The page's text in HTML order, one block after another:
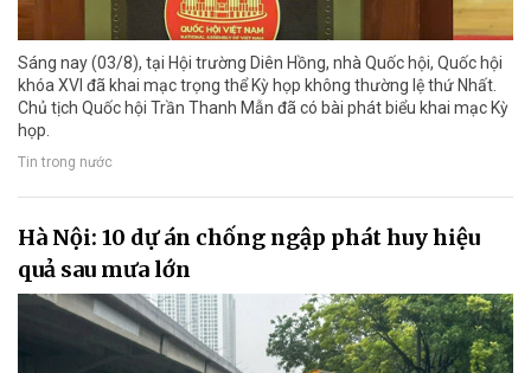
Sáng nay (03/8), tại Hội trường Diên Hồng, nhà Quốc hội, Quốc hội
khóa XVI đã khai mạc trọng thể Kỳ họp không thường lệ thứ Nhất.
Chủ tịch Quốc hội Trần Thanh Mẫn đã có bài phát biểu khai mạc Kỳ
họp.
Tin trong nước
Hà Nội: 10 dự án chống ngập phát huy hiệu
quả sau mưa lớn